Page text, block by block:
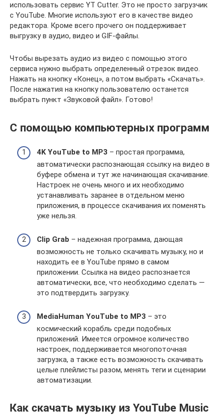
использовать сервис YT Cutter. Это не просто загрузчик
с YouTube. Многие используют его в качестве видео
редактора. Кроме всего прочего он поддерживает
выгрузку в аудио, видео и GIF-файлы.
Чтобы вырезать аудио из видео с помощью этого
сервиса нужно выбрать определенный отрезок видео.
Нажать на кнопку «Конец», а потом выбрать «Скачать».
После нажатия на кнопку пользователю останется
выбрать пункт «Звуковой файл». Готово!
С помощью компьютерных программ
4K YouTube to MP3 – простая программа,
автоматически распознающая ссылку на видео в
буфере обмена и тут же начинающая скачивание.
Настроек не очень много и их необходимо
устанавливать заранее в отдельном меню
приложения, в процессе скачивания их поменять
уже нельзя.
Clip Grab – надежная программа, дающая
возможность не только скачивать музыку, но и
находить ее в YouTube прямо в самом
приложении. Ссылка на видео распознается
автоматически, все, что необходимо сделать —
это подтвердить загрузку.
MediaHuman YouTube to MP3 – это
космический корабль среди подобных
приложений. Имеется огромное количество
настроек, поддерживается многопоточная
загрузка, а также есть возможность скачивать
целые плейлисты разом, менять теги и сценарии
автоматизации.
Как скачать музыку из YouTube Music